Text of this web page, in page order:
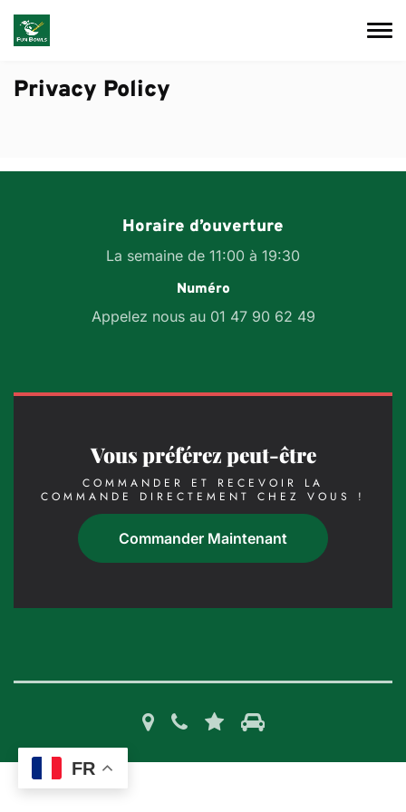
Skip to main content
Privacy Policy
Horaire d’ouverture
La semaine de 11:00 à 19:30
Numéro
Appelez nous au 01 47 90 62 49
Vous préférez peut-être
COMMANDER ET RECEVOIR LA
COMMANDE DIRECTEMENT CHEZ VOUS !
Commander Maintenant
FR